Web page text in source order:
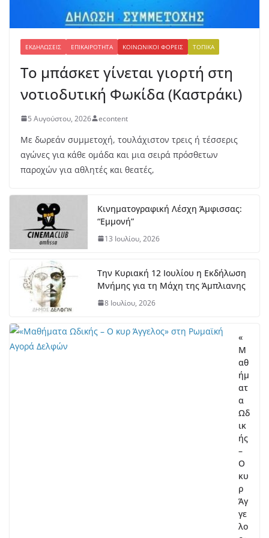
ΕΚΔΗΛΏΣΕΙΣ ΕΠΙΚΑΙΡΌΤΗΤΑ ΚΟΙΝΩΝΙΚΟΊ ΦΟΡΕΊΣ ΤΟΠΙΚΆ
Το μπάσκετ γίνεται γιορτή στη
νοτιοδυτική Φωκίδα (Καστράκι)
5 Αυγούστου, 2026 econtent
Με δωρεάν συμμετοχή, τουλάχιστον τρεις ή τέσσερις
αγώνες για κάθε ομάδα και μια σειρά πρόσθετων
παροχών για αθλητές και θεατές,
Κινηματογραφική Λέσχη Άμφισσας:
“Εμμονή”
13 Ιουλίου, 2026
Την Κυριακή 12 Ιουλίου η Εκδήλωση
Μνήμης για τη Μάχη της Άμπλιανης
8 Ιουλίου, 2026
«
Μ
αθ
ήμ
ατ
α
Ωδ
ικ
ής
–
Ο
κυ
ρ
Άγ
γε
λο